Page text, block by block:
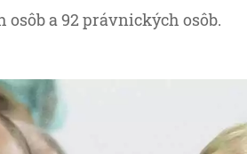
osôb a 92 právnických osôb.